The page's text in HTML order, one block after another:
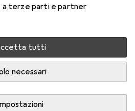
a terze parti e partner
tutti
necessari